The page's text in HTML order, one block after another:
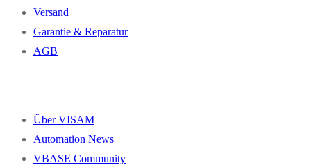
Versand
Garantie & Reparatur
AGB
Über VISAM
Automation News
VBASE Community